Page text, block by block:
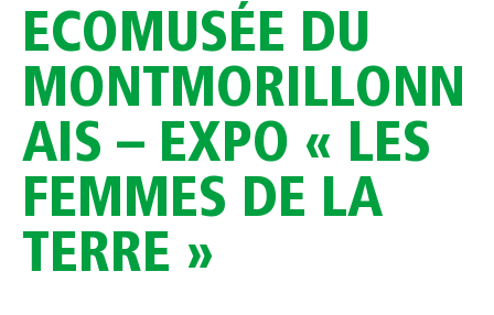
ECOMUSÉE DU
MONTMORILLONN
AIS – EXPO « LES
FEMMES DE LA
TERRE »